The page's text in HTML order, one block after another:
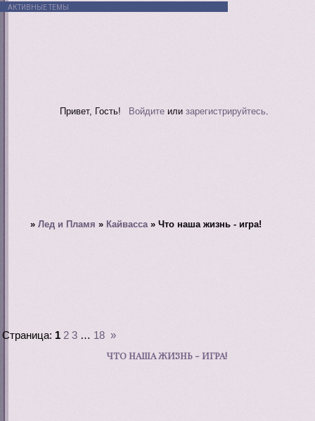
АКТИВНЫЕ ТЕМЫ
Привет, Гость! Войдитеили зарегистрируйтесь.
»Лед и Пламя » Кайвасса »Что наша жизнь - игра!
ЧТО НАША ЖИЗНЬ - ИГРА!
Страница: 1 2 3 … 18 »